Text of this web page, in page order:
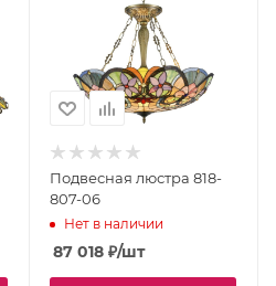
Подвесная люстра 818-
807-06
Нет в наличии
87 018₽/шт